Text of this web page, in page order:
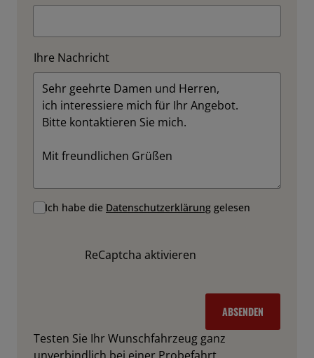
Ihre Nachricht
Ich habe die Datenschutzerklärung gelesen
ReCaptcha aktivieren
ABSENDEN
Testen Sie Ihr Wunschfahrzeug ganz